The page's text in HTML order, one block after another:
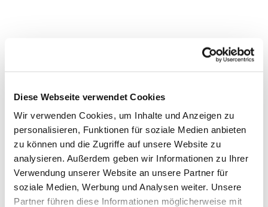
Diese Webseite verwendet Cookies
Wir verwenden Cookies, um Inhalte und Anzeigen zu
personalisieren, Funktionen für soziale Medien anbieten
zu können und die Zugriffe auf unsere Website zu
analysieren. Außerdem geben wir Informationen zu Ihrer
Verwendung unserer Website an unsere Partner für
soziale Medien, Werbung und Analysen weiter. Unsere
Partner führen diese Informationen möglicherweise mit
Dies könnte Sie auch
interessieren